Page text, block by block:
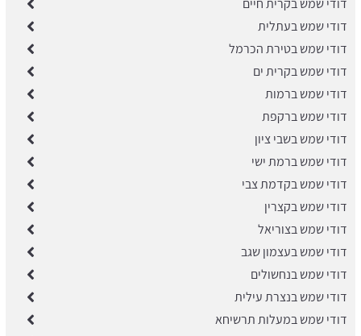
דודי שמש בקרית חיים
דודי שמש בעתלית
דודי שמש בטירת הכרמל
דודי שמש בקרית ים
דודי שמש ברמות
דודי שמש ברקפת
דודי שמש בשבי ציון
דודי שמש ברמת ישי
דודי שמש בקדמת צבי
דודי שמש בקצרין
דודי שמש בצוריאל
דודי שמש בעצמון שגב
דודי שמש בנחשולים
דודי שמש בנצרת עילית
דודי שמש במעלות תרשיחא